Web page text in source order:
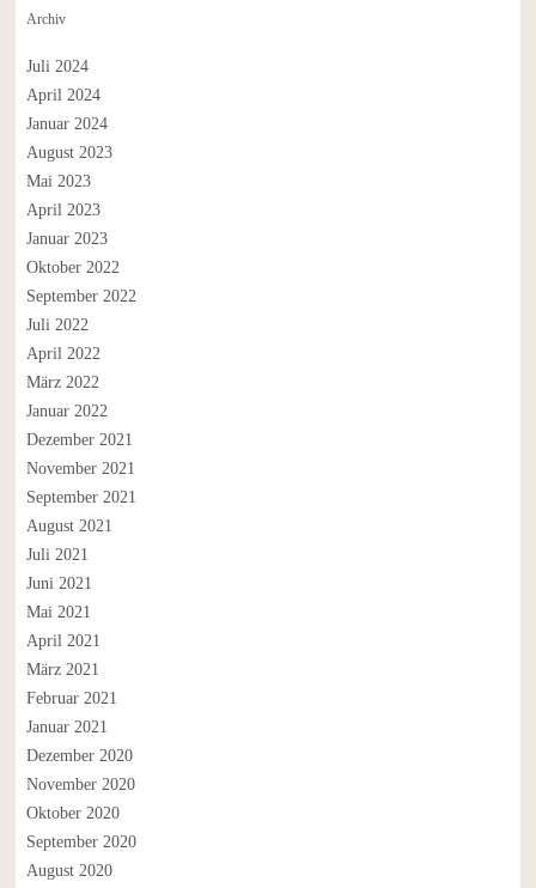
Archiv
Juli 2024
April 2024
Januar 2024
August 2023
Mai 2023
April 2023
Januar 2023
Oktober 2022
September 2022
Juli 2022
April 2022
März 2022
Januar 2022
Dezember 2021
November 2021
September 2021
August 2021
Juli 2021
Juni 2021
Mai 2021
April 2021
März 2021
Februar 2021
Januar 2021
Dezember 2020
November 2020
Oktober 2020
September 2020
August 2020